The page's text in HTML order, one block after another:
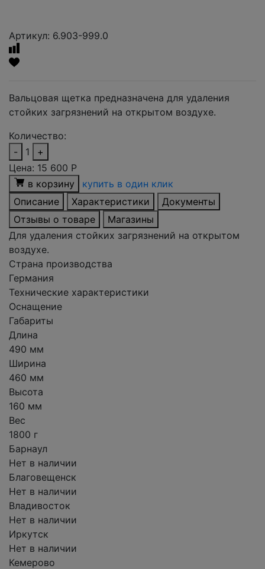
Артикул: 6.903-999.0
Вальцовая щетка предназначена для удаления
стойких загрязнений на открытом воздухе.
Количество:
-
1
+
Цена: 15 600 Р
в корзину
купить в один клик
Описание
Характеристики
Документы
Отзывы о товаре
Магазины
Для удаления стойких загрязнений на открытом
воздухе.
Страна производства
Германия
Технические характеристики
Оснащение
Габариты
Длина
490 мм
Ширина
460 мм
Высота
160 мм
Вес
1800 г
Барнаул
Нет в наличии
Благовещенск
Нет в наличии
Владивосток
Нет в наличии
Иркутск
Нет в наличии
Кемерово